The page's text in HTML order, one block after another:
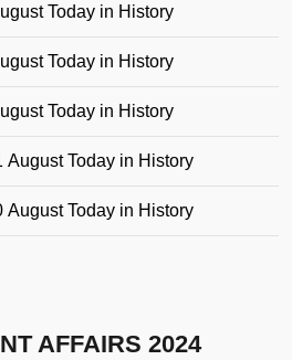
Today in History
Today in History
Today in History
August Today in History
August Today in History
AFFAIRS 2024